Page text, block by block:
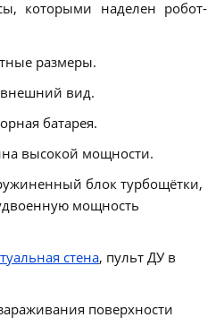
которыми наделен робот-
размеры.
вид.
батарея.
высокой мощности.
блок турбощётки,
мощность
стена, пульт ДУ в
поверхности